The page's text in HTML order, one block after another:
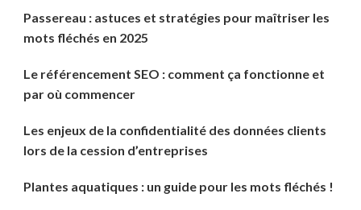
Passereau : astuces et stratégies pour maîtriser les
mots fléchés en 2025
Le référencement SEO : comment ça fonctionne et
par où commencer
Les enjeux de la confidentialité des données clients
lors de la cession d’entreprises
Plantes aquatiques : un guide pour les mots fléchés !